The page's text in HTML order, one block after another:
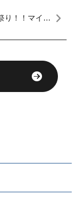
り！！マイカ